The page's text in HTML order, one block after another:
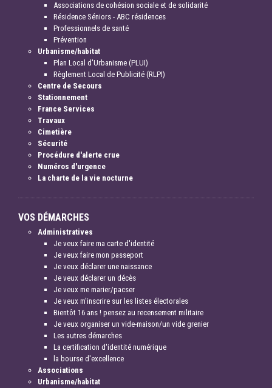
Associations de cohésion sociale et de solidarité
Résidence Séniors - ABC résidences
Professionnels de santé
Prévention
Urbanisme/habitat
Plan Local d'Urbanisme (PLUI)
Règlement Local de Publicité (RLPI)
Centre de Secours
Stationnement
France Services
Travaux
Cimetière
Sécurité
Procédure d'alerte crue
Numéros d'urgence
La charte de la vie nocturne
VOS DÉMARCHES
Administratives
Je veux faire ma carte d'identité
Je veux faire mon passeport
Je veux déclarer une naissance
Je veux déclarer un décès
Je veux me marier/pacser
Je veux m'inscrire sur les listes électorales
Bientôt 16 ans ! pensez au recensement militaire
Je veux organiser un vide-maison/un vide grenier
Les autres démarches
La certification d'identité numérique
la bourse d'excellence
Associations
Urbanisme/habitat